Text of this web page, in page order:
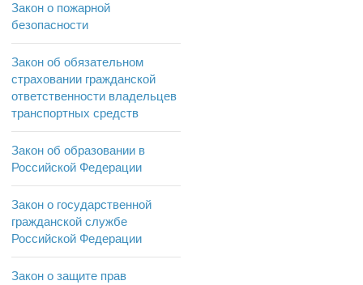
Закон о пожарной
безопасности
Закон об обязательном
страховании гражданской
ответственности владельцев
транспортных средств
Закон об образовании в
Российской Федерации
Закон о государственной
гражданской службе
Российской Федерации
Закон о защите прав